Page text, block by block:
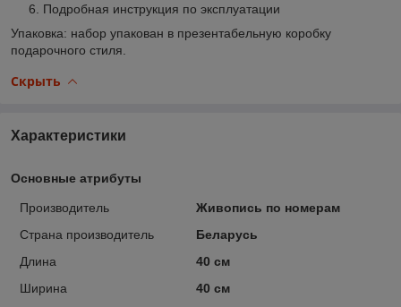
Подробная инструкция по эксплуатации
Упаковка: набор упакован в презентабельную коробку
подарочного стиля.
Скрыть
Характеристики
Основные атрибуты
Производитель
Живопись по номерам
Страна производитель
Беларусь
Длина
40 см
Ширина
40 см